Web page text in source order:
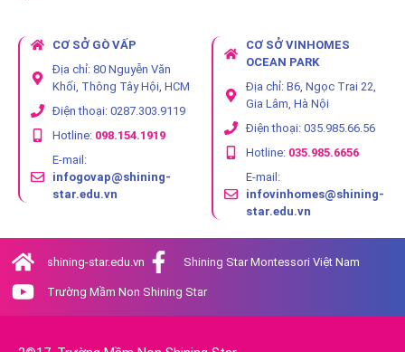
CƠ SỞ GÒ VẤP
Địa chỉ: 80 Nguyễn Văn
Khối, Thông Tây Hội, HCM
Điện thoại: 0287.303.9119
Hotline: 098.154.1919
E-mail:
infogovap@shining-
star.edu.vn
CƠ SỞ VINHOMES
OCEAN PARK
Địa chỉ: B6, Ngọc Trai 22,
Gia Lâm, Hà Nội
Điện thoại: 035.985.66.56
Hotline: 035.985.6656
E-mail:
infovinhomes@shining-
star.edu.vn
shining-star.edu.vn Shining Star Montessori Việt Nam
Trường Mầm Non Shining Star